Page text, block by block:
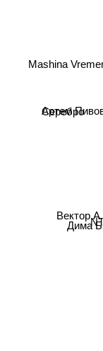
Артем
Дима
Вектор А
Mashina
Серебро